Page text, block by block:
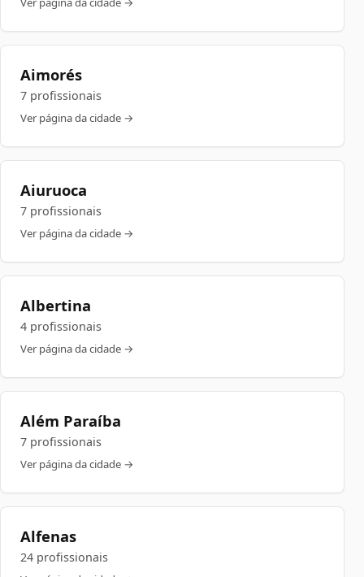
Aimorés
7 profissionais
Ver página da cidade →
Aiuruoca
7 profissionais
Ver página da cidade →
Albertina
4 profissionais
Ver página da cidade →
Além Paraíba
7 profissionais
Ver página da cidade →
Alfenas
24 profissionais